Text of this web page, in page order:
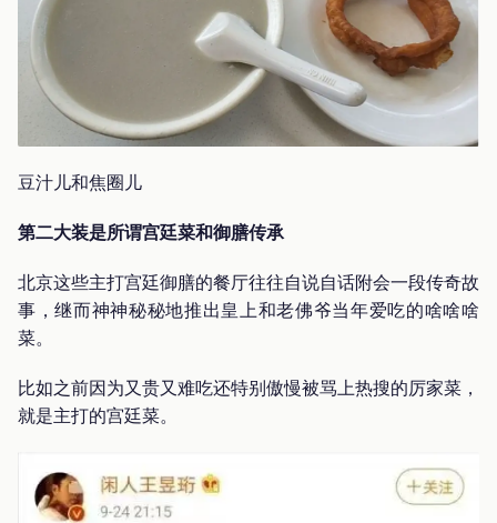
豆汁儿和焦圈儿
第二大装是所谓宫廷菜和御膳传承
北京这些主打宫廷御膳的餐厅往往自说自话附会一段传奇故
事，继而神神秘秘地推出皇上和老佛爷当年爱吃的啥啥啥
菜。
比如之前因为又贵又难吃还特别傲慢被骂上热搜的厉家菜，
就是主打的宫廷菜。